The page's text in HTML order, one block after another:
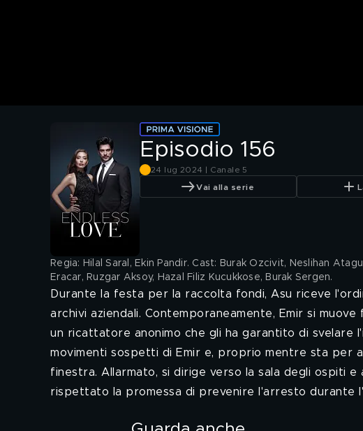
Episodio 156
24 lug 2024 | Canale 5
Vai alla serie
Regia: Hilal Saral, Ekin Pandir. Cast: Burak Ozcivit, Neslihan
Eracar, Ruzgar Aksoy, Hazal Filiz Kucukkose, Burak Sergen.
Durante la festa per la raccolta fondi, Asu riceve
archivi aziendali. Contemporaneamente, Emir si
un ricattatore anonimo che gli ha garantito di svelare
movimenti sospetti di Emir e, proprio mentre sta per
finestra. Allarmato, si dirige verso la sala degli ospiti e
rispettato la promessa di prevenire l'arresto durante